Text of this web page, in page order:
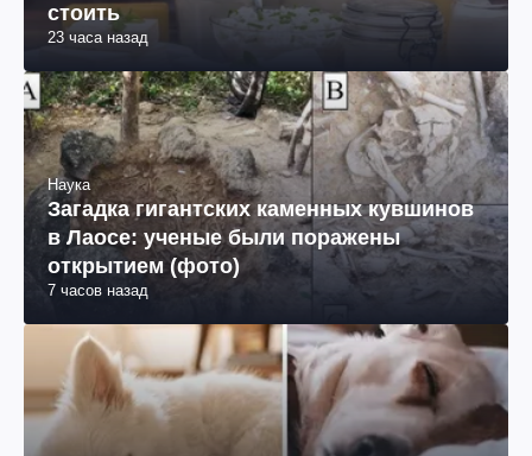
стоить
23 часа назад
Наука
Загадка гигантских каменных кувшинов
в Лаосе: ученые были поражены
открытием (фото)
7 часов назад